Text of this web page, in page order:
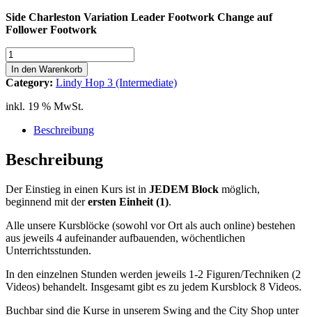
Side Charleston Variation Leader Footwork Change auf
Follower Footwork
Lindy
Hop
3
(Int)
Block
Charleston
Side
Charleston
Leader
Footwork
auf
Follower
Menge
In den Warenkorb
Category: Lindy Hop 3 (Intermediate)
inkl. 19 % MwSt.
Beschreibung
Beschreibung
Der Einstieg in einen Kurs ist in JEDEM Block möglich,
beginnend mit derersten Einheit (1).
Alle unsere Kursblöcke (sowohl vor Ort als auch online) bestehen
aus jeweils 4 aufeinander aufbauenden, wöchentlichen
Unterrichtsstunden.
In den einzelnen Stunden werden jeweils 1-2 Figuren/Techniken (2
Videos) behandelt. Insgesamt gibt es zu jedem Kursblock 8 Videos.
Buchbar sind die Kurse in unserem Swing and the City Shop unter